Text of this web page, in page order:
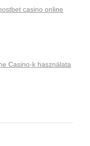
casino online
Casino-k használata